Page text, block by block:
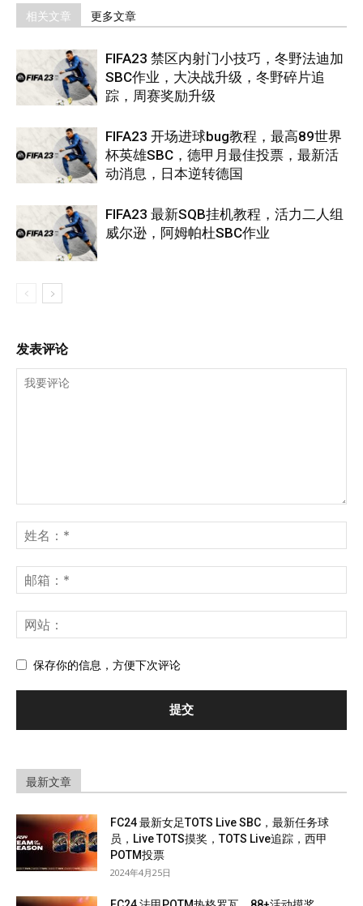
相关文章 更多文章
FIFA23 禁区内射门小技巧，冬野法迪加
SBC作业，大决战升级，冬野碎片追
踪，周赛奖励升级
FIFA23 开场进球bug教程，最高89世界
杯英雄SBC，德甲月最佳投票，最新活
动消息，日本逆转德国
FIFA23 最新SQB挂机教程，活力二人组
威尔逊，阿姆帕杜SBC作业
发表评论
保存你的信息，方便下次评论
最新文章
FC24 最新女足TOTS Live SBC，最新任务球
员，Live TOTS摸奖，TOTS Live追踪，西甲
POTM投票
2024年4月25日